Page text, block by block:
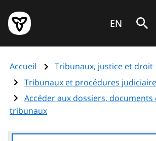
au
contenu
principal
Page
d'accueil
de
l'Ontario
EN
Accueil
Tribunaux, justice et droit
Tribunaux et procédures
Accéder aux dossiers, documents
tribunaux